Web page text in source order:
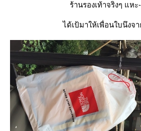
ร้านรองเท้าจริงๆ แห
ได้เป้มาให้เพื่อนใบนึงจ